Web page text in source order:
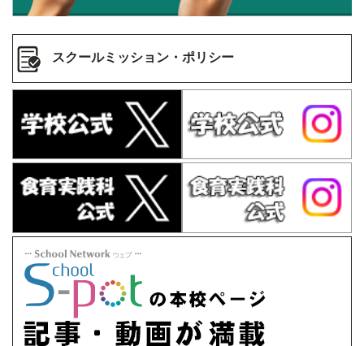
スクールミッション・ポリシー